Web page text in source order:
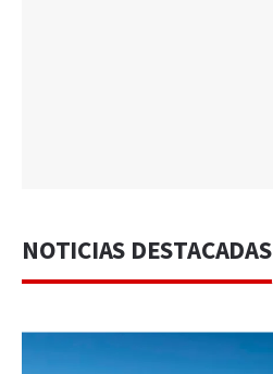
NOTICIAS DESTACADAS